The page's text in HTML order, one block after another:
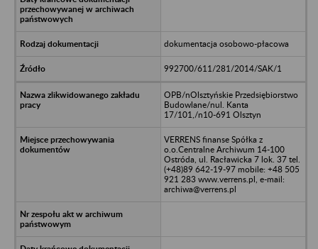
dokumentacja osobowo-płacowa
992700/611/281/2014/SAK/1
OPB/nOlsztyńskie Przedsiębiorstwo
Budowlane/nul. Kanta
17/101,/n10-691 Olsztyn
VERRENS finanse Spółka z
o.o.Centralne Archiwum 14-100
Ostróda, ul. Racławicka 7 lok. 37 tel.
(+48)89 642-19-97 mobile: +48 505
921 283 www.verrens.pl, e-mail:
archiwa@verrens.pl